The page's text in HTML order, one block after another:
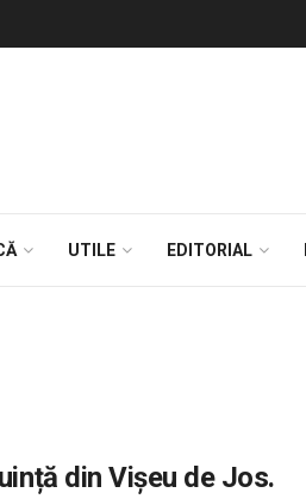
UTILE EDITORIAL
din Vișeu de Jos.